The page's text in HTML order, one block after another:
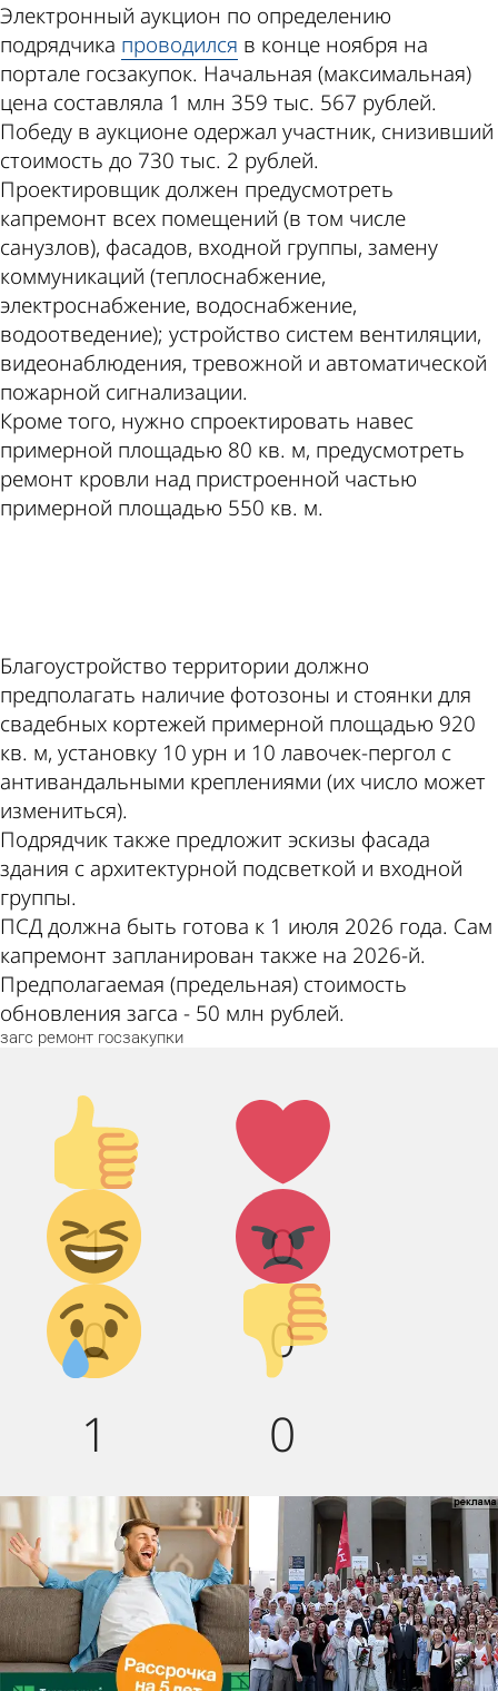
Электронный аукцион по определению
подрядчика проводился в конце ноября на
портале госзакупок. Начальная (максимальная)
цена составляла 1 млн 359 тыс. 567 рублей.
Победу в аукционе одержал участник, снизивший
стоимость до 730 тыс. 2 рублей.
Проектировщик должен предусмотреть
капремонт всех помещений (в том числе
санузлов), фасадов, входной группы, замену
коммуникаций (теплоснабжение,
электроснабжение, водоснабжение,
водоотведение); устройство систем вентиляции,
видеонаблюдения, тревожной и автоматической
пожарной сигнализации.
Кроме того, нужно спроектировать навес
примерной площадью 80 кв. м, предусмотреть
ремонт кровли над пристроенной частью
примерной площадью 550 кв. м.
Благоустройство территории должно
предполагать наличие фотозоны и стоянки для
свадебных кортежей примерной площадью 920
кв. м, установку 10 урн и 10 лавочек-пергол с
антивандальными креплениями (их число может
измениться).
Подрядчик также предложит эскизы фасада
здания с архитектурной подсветкой и входной
группы.
ПСД должна быть готова к 1 июля 2026 года. Сам
капремонт запланирован также на 2026-й.
Предполагаемая (предельная) стоимость
обновления загса - 50 млн рублей.
загс ремонт госзакупки
Палец
вверх!
1
Лайк!
0
Дикий
смех!
0
Агрессия!
0
Грусть :(
1
Палец
вниз!
0